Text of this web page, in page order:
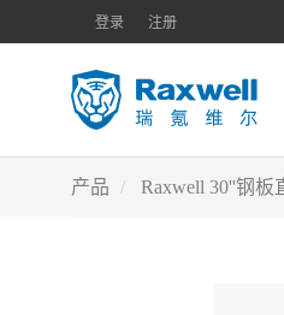
登录 注册
产品 Raxwell 30''钢板